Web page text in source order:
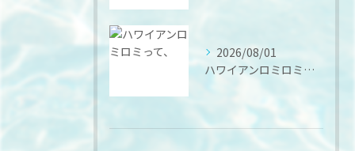
2026/08/01
ハワイアンロミロミって、